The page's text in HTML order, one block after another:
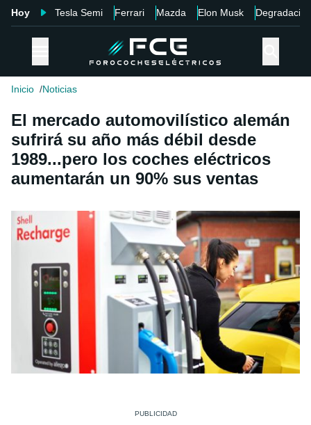
Hoy Tesla Semi Ferrari Mazda Elon Musk Degradación
Inicio Noticias
El mercado automovilístico alemán
sufrirá su año más débil desde
1989...pero los coches eléctricos
aumentarán un 90% sus ventas